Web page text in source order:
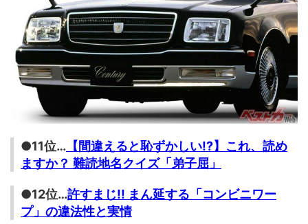
●11位… 【間違えると恥ずかしい!?】これ、読め
ますか？ 難読地名クイズ「弟子屈」
●12位…許すまじ!! まん延する「コンビニワー
プ」の違法性と実情